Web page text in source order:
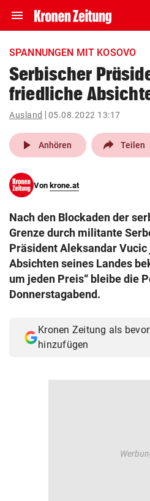
menu Navigation
ein-/ausklappen
account_circle Anmelden
pin_drop
Wien
search
eingeben
© Krone Multimedia GmbH & Co
Muthgasse 2, 1190 Wien
SPANNUNGEN MIT KOSOVO
Serbischer
friedliche
Ausland 05.08.2022 13:17
play_arrow Anhören Teilen
Von krone.at
Nach den Blockaden der
Grenze durch militante
Präsident Aleksandar
Absichten seines Landes
um jeden Preis“ bleibe die
Donnerstagabend.
Kronen Zeitung als
hinzufügen